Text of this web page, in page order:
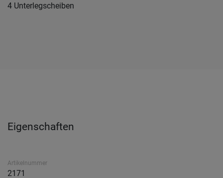
4 Unterlegscheiben
Eigenschaften
Artikelnummer
2171